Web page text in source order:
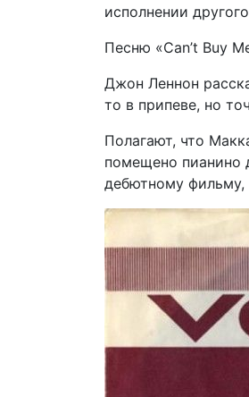
исполнении
Песню «Can’t Buy
Джон Леннон
то в припеве, но
Полагают, что
помещено пианино
дебютному